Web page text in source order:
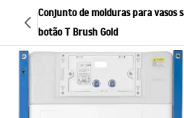
Conjunto de molduras para vasos
botão T Brush Gold